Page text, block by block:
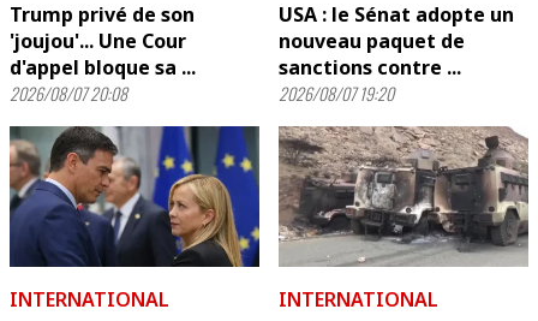
Trump privé de son
'joujou'... Une Cour
d'appel bloque sa ...
2026/08/07 20:08
USA : le Sénat adopte un
nouveau paquet de
sanctions contre ...
2026/08/07 19:20
INTERNATIONAL
INTERNATIONAL